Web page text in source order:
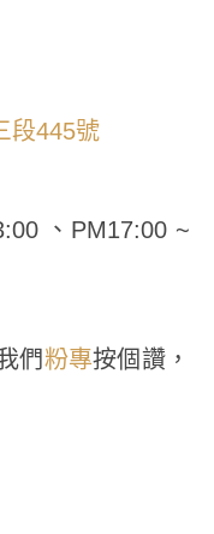
段445號
、PM17:00 ~
們粉專按個讚，